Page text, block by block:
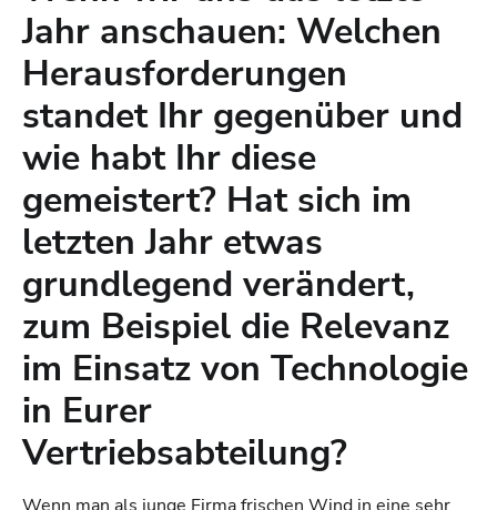
Jahr anschauen: Welchen
Herausforderungen
standet Ihr gegenüber und
wie habt Ihr diese
gemeistert? Hat sich im
letzten Jahr etwas
grundlegend verändert,
zum Beispiel die Relevanz
im Einsatz von Technologie
in Eurer
Vertriebsabteilung?
Wenn man als junge Firma frischen Wind in eine sehr